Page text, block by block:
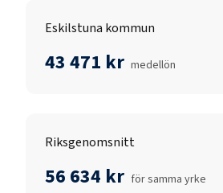
Eskilstuna kommun
43 471 kr medellön
Riksgenomsnitt
56 634 kr för samma yrke